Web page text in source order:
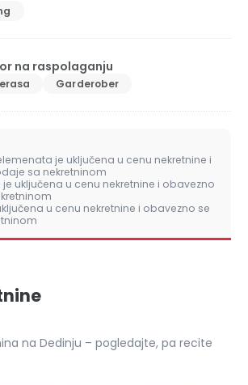
na raspolaganju
Garderober
je uključena u cenu nekretnine i
sa nekretninom
uključena u cenu nekretnine i obavezno
u cenu nekretnine i obavezno se
na Dedinju – pogledajte, pa recite